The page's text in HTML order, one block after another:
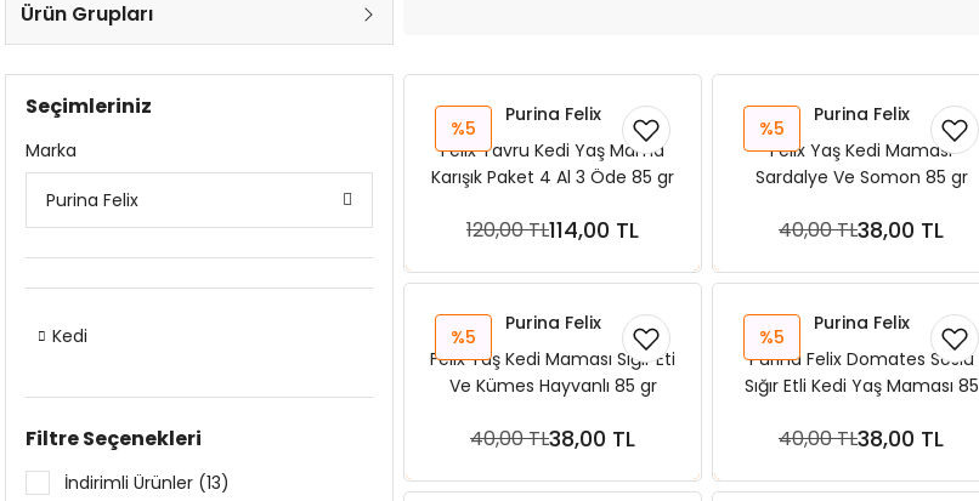
Ürün Grupları
Seçimleriniz
Marka
Purina Felix
Kedi
Filtre Seçenekleri
İndirimli Ürünler (13)
%5
Purina Felix
Felix Yavru Kedi Yaş Mama
Karışık Paket 4 Al 3 Öde 85 gr
120,00 TL114,00 TL
Sepete Ekle
%5
Purina Felix
Felix Yaş Kedi Maması
Sardalye Ve Somon 85 gr
40,00 TL38,00 TL
Sepete Ekle
%5
Purina Felix
Felix Yaş Kedi Maması Sığır Eti
Ve Kümes Hayvanlı 85 gr
40,00 TL38,00 TL
Sepete Ekle
%5
Purina Felix
Purina Felix Domates Soslu
Sığır Etli Kedi Yaş Maması 85
40,00 TL38,00 TL
Sepete Ekle